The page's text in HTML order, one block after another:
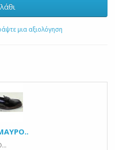
μια αξιολόγηση